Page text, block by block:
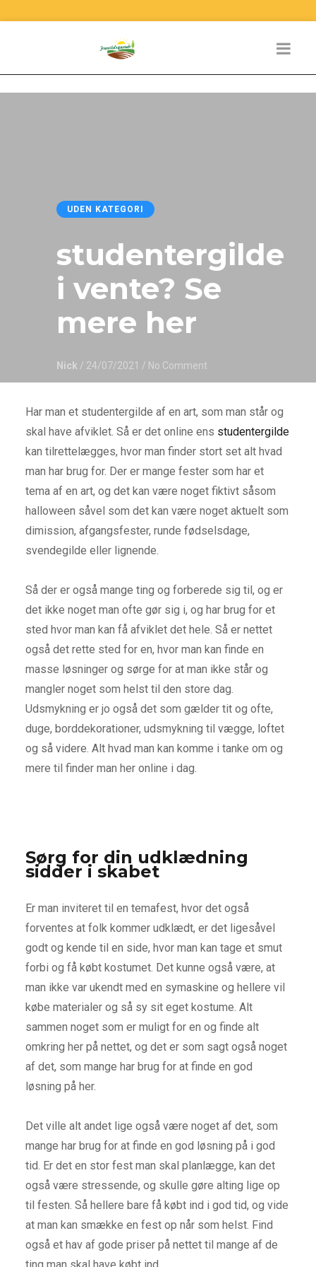
UDEN KATEGORI
studentergilde
i vente? Se
mere her
Nick / 24/07/2021 / No Comment
Har man et studentergilde af en art, som man står og
skal have afviklet. Så er det online ens studentergilde
kan tilrettelægges, hvor man finder stort set alt hvad
man har brug for. Der er mange fester som har et
tema af en art, og det kan være noget fiktivt såsom
halloween såvel som det kan være noget aktuelt som
dimission, afgangsfester, runde fødselsdage,
svendegilde eller lignende.
Så der er også mange ting og forberede sig til, og er
det ikke noget man ofte gør sig i, og har brug for et
sted hvor man kan få afviklet det hele. Så er nettet
også det rette sted for en, hvor man kan finde en
masse løsninger og sørge for at man ikke står og
mangler noget som helst til den store dag.
Udsmykning er jo også det som gælder tit og ofte,
duge, borddekorationer, udsmykning til vægge, loftet
og så videre. Alt hvad man kan komme i tanke om og
mere til finder man her online i dag.
Sørg for din udklædning
sidder i skabet
Er man inviteret til en temafest, hvor det også
forventes at folk kommer udklædt, er det ligesåvel
godt og kende til en side, hvor man kan tage et smut
forbi og få købt kostumet. Det kunne også være, at
man ikke var ukendt med en symaskine og hellere vil
købe materialer og så sy sit eget kostume. Alt
sammen noget som er muligt for en og finde alt
omkring her på nettet, og det er som sagt også noget
af det, som mange har brug for at finde en god
løsning på her.
Det ville alt andet lige også være noget af det, som
mange har brug for at finde en god løsning på i god
tid. Er det en stor fest man skal planlægge, kan det
også være stressende, og skulle gøre alting lige op
til festen. Så hellere bare få købt ind i god tid, og vide
at man kan smække en fest op når som helst. Find
også et hav af gode priser på nettet til mange af de